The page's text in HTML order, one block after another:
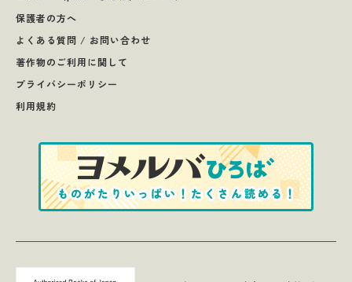
保護者の方へ
よくある質問 / お問い合わせ
著作物のご利用に関して
プライバシーポリシー
利用規約